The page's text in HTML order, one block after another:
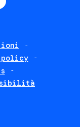
ulteriori
policy